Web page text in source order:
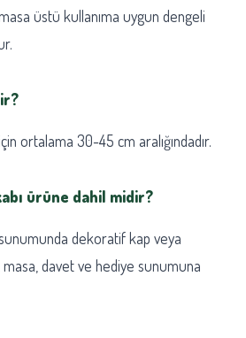
üstü kullanıma uygun dengeli
ortalama 30-45 cm aralığındadır.
ürüne dahil midir?
dekoratif kap veya
davet ve hediye sunumuna